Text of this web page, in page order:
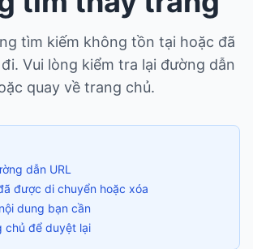
tìm kiếm không tồn tại hoặc đã
Vui lòng kiểm tra lại đường dẫn
quay về trang chủ.
dẫn URL
được di chuyển hoặc xóa
dung bạn cần
chủ để duyệt lại